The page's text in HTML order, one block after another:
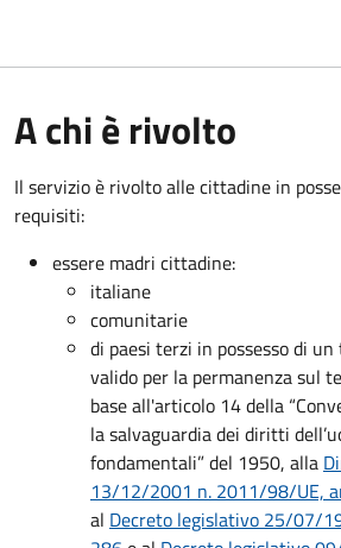
A chi è rivolto
Il servizio è rivolto alle cittadine in
requisiti:
essere madri cittadine:
italiane
comunitarie
di paesi terzi in possesso di
valido per la permanenza sul
base all'articolo 14 della
la salvaguardia dei diritti
fondamentali” del 1950, alla
13/12/2001 n. 2011/98/UE,
al Decreto legislativo 25/07/